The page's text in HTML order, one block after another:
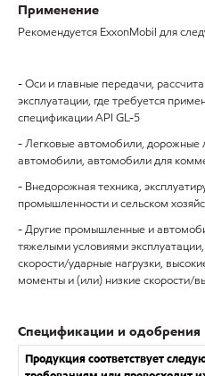
Применение
Рекомендуется ExxonMobil для
- Оси и главные передачи,
эксплуатации, где требуется
спецификации API GL-5
- Легковые автомобили, дорожные
автомобили, автомобили для
- Внедорожная техника,
промышленности и сельском
- Другие промышленные и
тяжелыми условиями
скорости/ударные нагрузки,
моменты и (или) низкие скорости/
Спецификации и одобрения
Продукция соответствует